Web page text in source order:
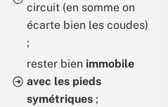
circuit (en somme on
écarte bien les coudes)
;
rester bien immobile
avec les pieds
symétriques ;